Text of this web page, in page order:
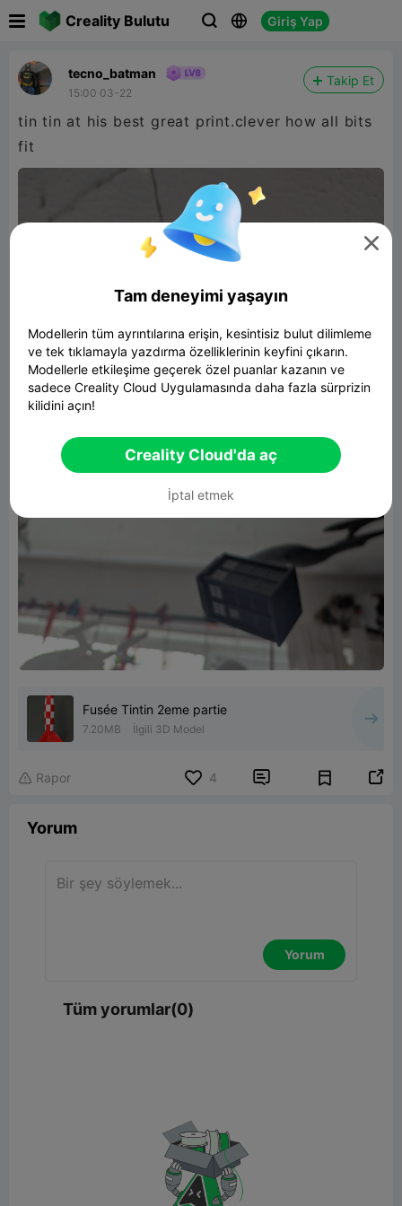
Creality Bulutu   Giriş Yap
tecno_batman
15:00 03-22
Takip Et
tin tin at his best great print.clever how all bits
fit
Fusée Tintin 2eme partie
7.20MB İlgili 3D Model
 Rapor 4  
Yorum
Yorum
Tüm yorumlar(0)

Tam deneyimi yaşayın
Modellerin tüm ayrıntılarına erişin, kesintisiz bulut dilimleme
ve tek tıklamayla yazdırma özelliklerinin keyfini çıkarın.
Modellerle etkileşime geçerek özel puanlar kazanın ve
sadece Creality Cloud Uygulamasında daha fazla sürprizin
kilidini açın!
Creality Cloud'da aç
İptal etmek